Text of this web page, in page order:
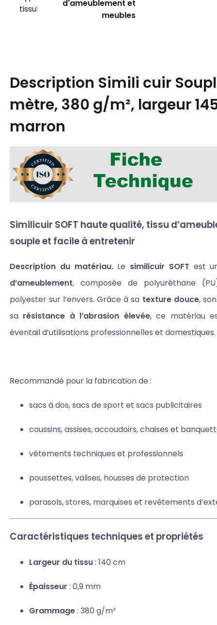
tissu:
d'ameublement et
meubles
Description Simili cuir
mètre, 380 g/m², largeur
marron
Similicuir SOFT haute qualité, tissu
souple et facile à entretenir
Description du matériau. Le similicuir SOFT est
d’ameublement, composée de polyuréthane
polyester sur l’envers. Grâce à sa texture douce,
sa résistance à l’abrasion élevée, ce matériau
éventail d’utilisations professionnelles et domestiques.
Recommandé pour la fabrication de :
sacs à dos, sacs de sport et sacs publicitaires
coussins, assises, accoudoirs, chaises et
vêtements techniques et professionnels
poussettes, valises, housses de protection
parasols, stores, marquises et revêtements
Caractéristiques techniques et propriétés
Largeur du tissu: 140 cm
Épaisseur : 0,9 mm
Grammage: 380 g/m²